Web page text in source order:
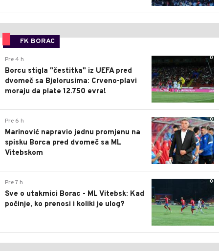
FK BORAC
0
Pre 4 h
Borcu stigla "čestitka" iz UEFA pred
dvomeč sa Bjelorusima: Crveno-plavi
moraju da plate 12.750 evra!
0
Pre 6 h
Marinović napravio jednu promjenu na
spisku Borca pred dvomeč sa ML
Vitebskom
0
Pre 7 h
Sve o utakmici Borac - ML Vitebsk: Kad
počinje, ko prenosi i koliki je ulog?